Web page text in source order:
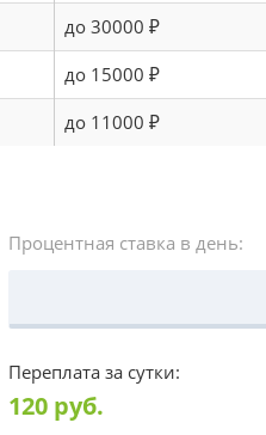
до 30000 ₽
до 15000 ₽
до 11000 ₽
Процентная ставка в день:
Переплата за сутки:
120руб.